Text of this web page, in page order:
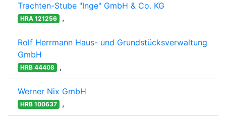
Trachten-Stube "Inge" GmbH & Co. KG
HRA 121256 ,
Rolf Herrmann Haus- und Grundstücksverwaltung
GmbH
HRB 44408 ,
Werner Nix GmbH
HRB 100637 ,